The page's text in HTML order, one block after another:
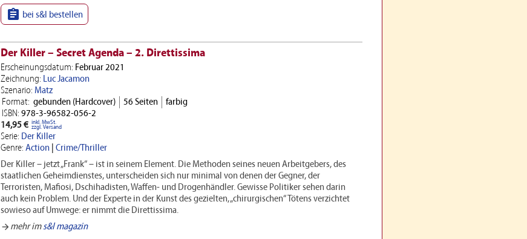
 bei s&l bestellen
Der Killer – Secret Agenda – 2. Direttissima
Erscheinungsdatum: Februar 2021
Zeichnung: Luc Jacamon
Szenario: Matz
Format: gebunden (Hardcover) 56 Seiten
farbig
ISBN: 978-3-96582-056-2
14,95 € inkl. MwSt.
zzgl. Versand
Serie: Der Killer
Genre: Action
Crime/Thriller
Der Killer – jetzt „Frank“ – ist in seinem Element. Die Methoden seines neuen Arbeitgebers, des
staatlichen Geheimdienstes, unterscheiden sich nur minimal von denen der Gegner, der
Terroristen, Mafiosi, Dschihadisten, Waffen- und Drogenhändler. Gewisse Politiker sehen darin
auch kein Problem. Und der Experte in der Kunst des gezielten, „chirurgischen“ Tötens verzichtet
sowieso auf Umwege: er nimmt die Direttissima.
arrow_forward mehr ims&l magazin